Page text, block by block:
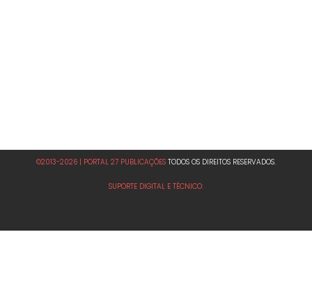
©2013-2026 | PORTAL 27 PUBLICAÇÕES TODOS OS DIREITOS RESERVADOS.
SUPORTE DIGITAL E TÉCNICO: